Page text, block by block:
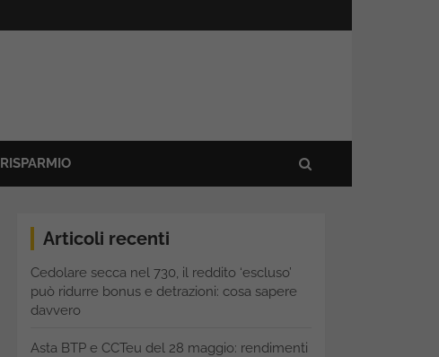
RISPARMIO
Articoli recenti
Cedolare secca nel 730, il reddito ‘escluso’
può ridurre bonus e detrazioni: cosa sapere
davvero
Asta BTP e CCTeu del 28 maggio: rendimenti